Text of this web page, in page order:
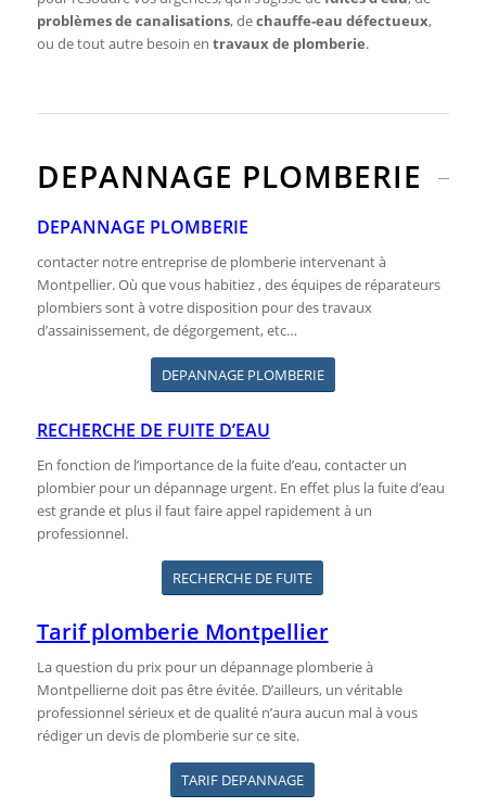
problèmes de canalisations, dechauffe-eau défectueux,
ou de tout autre besoin en travaux de plomberie.
DEPANNAGE PLOMBERIE
DEPANNAGE PLOMBERIE
contacter notre entreprise de plomberie intervenant à
Montpellier. Où que vous habitiez , des équipes de réparateurs
plombiers sont à votre disposition pour des travaux
d’assainissement, de dégorgement, etc…
DEPANNAGE PLOMBERIE
RECHERCHE DE FUITE D’EAU
En fonction de l’importance de la fuite d’eau, contacter un
plombier pour un dépannage urgent. En effet plus la fuite d’eau
est grande et plus il faut faire appel rapidement à un
professionnel.
RECHERCHE DE FUITE
Tarif plomberie Montpellier
La question du prix pour un dépannage plomberie à
Montpellierne doit pas être évitée. D’ailleurs, un véritable
professionnel sérieux et de qualité n’aura aucun mal à vous
rédiger un devis de plomberie sur ce site.
TARIF DEPANNAGE